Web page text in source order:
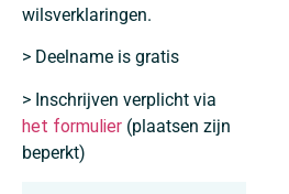
wilsverklaringen.
> Deelname is gratis
> Inschrijven verplicht via
het formulier (plaatsen zijn
beperkt)